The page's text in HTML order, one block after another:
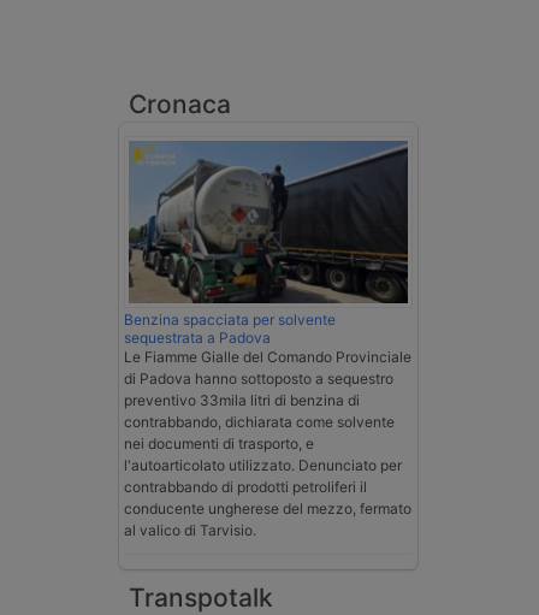
Cronaca
Benzina spacciata per solvente
sequestrata a Padova
Le Fiamme Gialle del Comando Provinciale
di Padova hanno sottoposto a sequestro
preventivo 33mila litri di benzina di
contrabbando, dichiarata come solvente
nei documenti di trasporto, e
l'autoarticolato utilizzato. Denunciato per
contrabbando di prodotti petroliferi il
conducente ungherese del mezzo, fermato
al valico di Tarvisio.
Transpotalk